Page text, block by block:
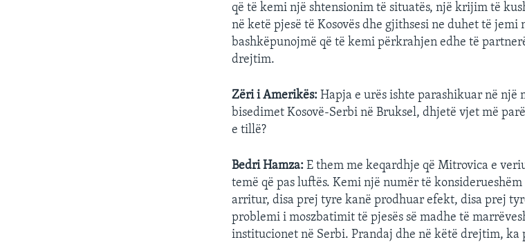
që të kemi një shtensionim të situatës, një krijim të
në ketë pjesë të Kosovës dhe gjithsesi ne duhet të
bashkëpunojmë që të kemi përkrahjen edhe të
drejtim.
Zëri i Amerikës: Hapja e urës ishte parashikuar në një
bisedimet Kosovë-Serbi në Bruksel, dhjetë vjet më
e tillë?
Bedri Hamza: E them me keqardhje që Mitrovica e
temë që pas luftës. Kemi një numër të
arritur, disa prej tyre kanë prodhuar efekt, disa prej
problemi i moszbatimit të pjesës së madhe të
institucionet në Serbi. Prandaj dhe në këtë drejtim, ka